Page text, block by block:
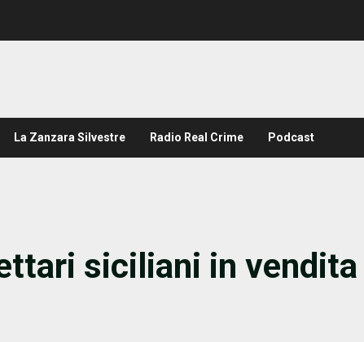
La Zanzara Silvestre Radio Real Crime Podcast
siciliani in vendita